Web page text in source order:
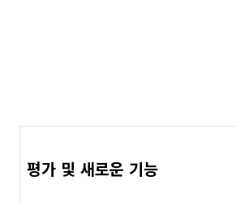
평가 및 새로운 기능